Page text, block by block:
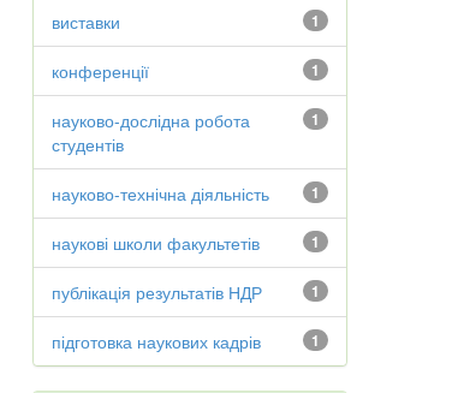
1
виставки
1
конференції
1
науково-дослідна робота
студентів
1
науково-технічна діяльність
1
наукові школи факультетів
1
публікація результатів НДР
1
підготовка наукових кадрів